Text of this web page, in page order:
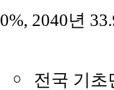
0%, 2040년
￮ 전국 기초